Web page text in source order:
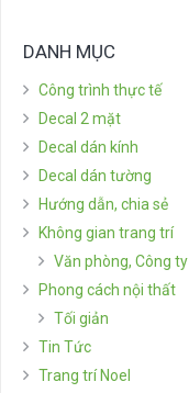
DANH MỤC
Công trình thực tế
Decal 2 mặt
Decal dán kính
Decal dán tường
Hướng dẫn, chia sẻ
Không gian trang trí
Văn phòng, Công ty
Phong cách nội thất
Tối giản
Tin Tức
Trang trí Noel